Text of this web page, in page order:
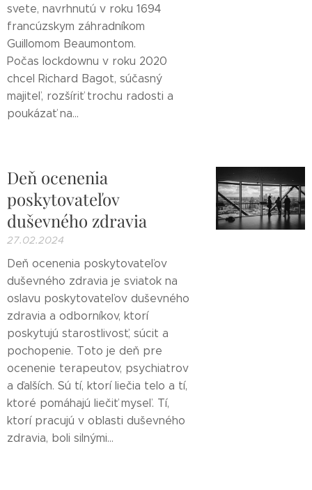
svete, navrhnutú v roku 1694
francúzskym záhradníkom
Guillomom Beaumontom.
Počas lockdownu v roku 2020
chcel Richard Bagot, súčasný
majiteľ, rozšíriť trochu radosti a
poukázať na...
Deň ocenenia
poskytovateľov
duševného zdravia
27.02.2024
Deň ocenenia poskytovateľov
duševného zdravia je sviatok na
oslavu poskytovateľov duševného
zdravia a odborníkov, ktorí
poskytujú starostlivosť, súcit a
pochopenie. Toto je deň pre
ocenenie terapeutov, psychiatrov
a ďalších. Sú tí, ktorí liečia telo a tí,
ktoré pomáhajú liečiť myseľ. Tí,
ktorí pracujú v oblasti duševného
zdravia, boli silnými...